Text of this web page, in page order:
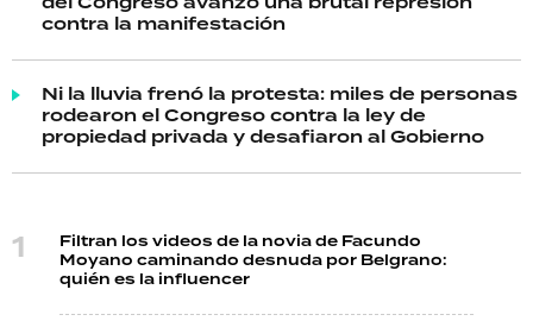
contra la manifestación
Ni la lluvia frenó la protesta: miles de personas
rodearon el Congreso contra la ley de
propiedad privada y desafiaron al Gobierno
Filtran los videos de la novia de Facundo
Moyano caminando desnuda por Belgrano:
quién es la influencer